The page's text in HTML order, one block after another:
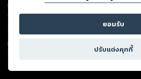
หนึ่งส่วนใดขัดต่อกฎหมายและศีลธรรม กรุณาแจ้งม
ดำเนินการในทันที ทั้งนี้ ทางสตอรี่ล็อกขอสงวน
ลิขสิทธิ์ พ.ศ. 2537 (ฉบับล่าสุด)
For support: member@ookbee.com
Version
ยอมรับ
ปรับแต่งคุกกี้